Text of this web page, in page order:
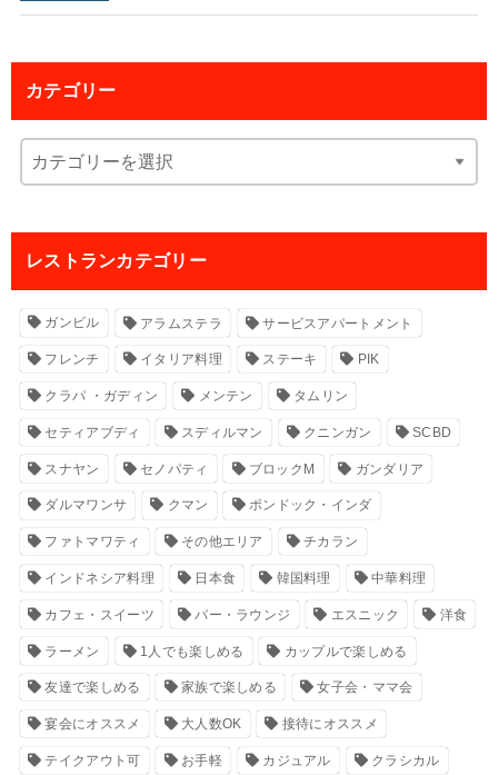
カテゴリー
レストランカテゴリー
ガンビル アラムステラ サービスアパートメント
フレンチ イタリア料理 ステーキ PIK
クラパ ・ガディン メンテン タムリン
セティアブディ スディルマン クニンガン SCBD
スナヤン セノパティ ブロックM ガンダリア
ダルマワンサ クマン ポンドック・インダ
ファトマワティ その他エリア チカラン
インドネシア料理 日本食 韓国料理 中華料理
カフェ・スイーツ バー・ラウンジ エスニック 洋食
ラーメン 1人でも楽しめる カップルで楽しめる
友達で楽しめる 家族で楽しめる 女子会・ママ会
宴会にオススメ 大人数OK 接待にオススメ
テイクアウト可 お手軽 カジュアル クラシカル